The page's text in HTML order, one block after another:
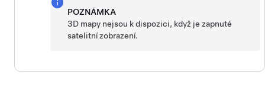
POZNÁMKA
3D mapy nejsou k dispozici, když je zapnuté
satelitní zobrazení.